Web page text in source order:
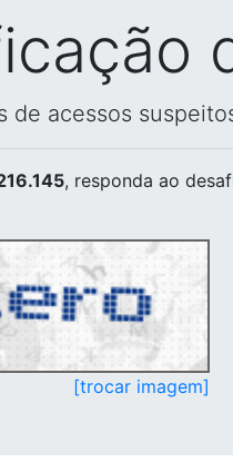
de acessos
, responda ao
[trocar imagem]